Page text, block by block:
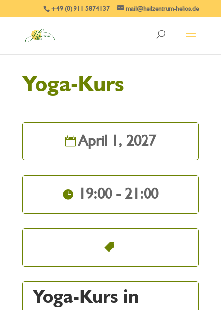
+49 (0) 911 5874137 mail@heilzentrum-helios.de
Yoga-Kurs
April 1, 2027
19:00 - 21:00
Yoga-Kurs in